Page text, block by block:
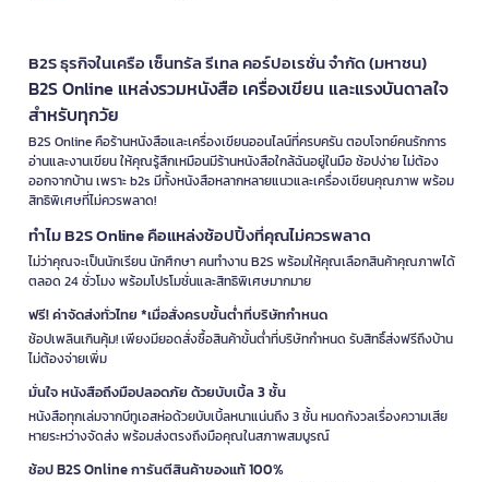
B2S ธุรกิจในเครือ เซ็นทรัล รีเทล คอร์ปอเรชั่น จำกัด (มหาชน)
B2S Online แหล่งรวมหนังสือ เครื่องเขียน และแรงบันดาลใจ
สำหรับทุกวัย
B2S Online คือร้านหนังสือและเครื่องเขียนออนไลน์ที่ครบครัน ตอบโจทย์คนรักการ
อ่านและงานเขียน ให้คุณรู้สึกเหมือนมีร้านหนังสือใกล้ฉันอยู่ในมือ ช้อปง่าย ไม่ต้อง
ออกจากบ้าน เพราะ b2s มีทั้งหนังสือหลากหลายแนวและเครื่องเขียนคุณภาพ พร้อม
สิทธิพิเศษที่ไม่ควรพลาด!
ทำไม B2S Online คือแหล่งช้อปปิ้งที่คุณไม่ควรพลาด
ไม่ว่าคุณจะเป็นนักเรียน นักศึกษา คนทำงาน B2S พร้อมให้คุณเลือกสินค้าคุณภาพได้
ตลอด 24 ชั่วโมง พร้อมโปรโมชั่นและสิทธิพิเศษมากมาย
ฟรี! ค่าจัดส่งทั่วไทย *เมื่อสั่งครบขั้นต่ำที่บริษัทกำหนด
ช้อปเพลินเกินคุ้ม! เพียงมียอดสั่งซื้อสินค้าขั้นต่ำที่บริษัทกำหนด รับสิทธิ์ส่งฟรีถึงบ้าน
ไม่ต้องจ่ายเพิ่ม
มั่นใจ หนังสือถึงมือปลอดภัย ด้วยบับเบิ้ล 3 ชั้น
หนังสือทุกเล่มจากบีทูเอสห่อด้วยบับเบิ้ลหนาแน่นถึง 3 ชั้น หมดกังวลเรื่องความเสีย
หายระหว่างจัดส่ง พร้อมส่งตรงถึงมือคุณในสภาพสมบูรณ์
ช้อป B2S Online การันตีสินค้าของแท้ 100%